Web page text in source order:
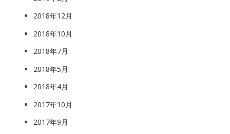
2018年12月
2018年10月
2018年7月
2018年5月
2018年4月
2017年10月
2017年9月